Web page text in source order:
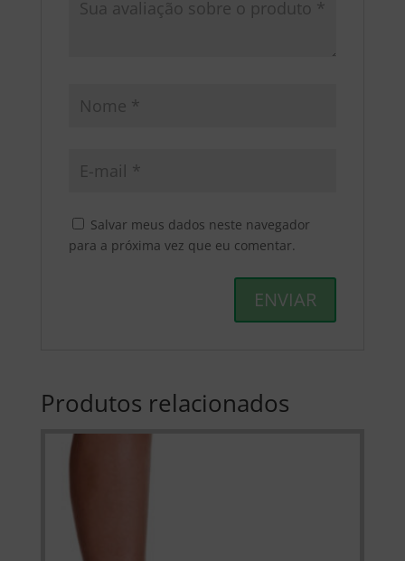
Salvar meus dados neste navegador
para a próxima vez que eu comentar.
Produtos relacionados